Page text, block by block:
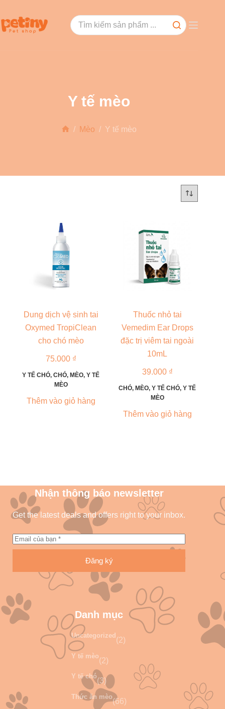
Y tế mèo
/ Mèo / Y tế mèo
Dung dịch vệ sinh tai
Oxymed TropiClean
cho chó mèo
75.000 ₫
Y TẾ CHÓ,CHÓ, MÈO,Y TẾ
MÈO
Thêm vào giỏ hàng
Thuốc nhỏ tai
Vemedim Ear Drops
đặc trị viêm tai ngoài
10mL
39.000 ₫
CHÓ, MÈO,Y TẾ CHÓ,Y TẾ
MÈO
Thêm vào giỏ hàng
Nhận thông báo newsletter
Get the latest deals and offers right to your inbox.
Đăng ký
Danh mục
Uncategorized
(2)
Y tế mèo
(2)
Y tế chó
(3)
Thức ăn mèo
(66)